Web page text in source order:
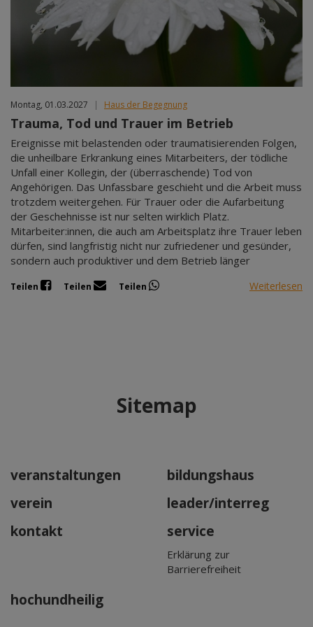
Apr 2027
Mai 2027
Montag, 01.03.2027 | Haus der Begegnung
Trauma, Tod und Trauer im Betrieb
Ereignisse mit belastenden oder traumatisierenden Folgen,
die unheilbare Erkrankung eines Mitarbeiters, der tödliche
Unfall einer Kollegin, der (überraschende) Tod von
Angehörigen. Das Unfassbare geschieht und die Arbeit muss
trotzdem weitergehen. Für Trauer oder die Aufarbeitung
der Geschehnisse ist nur selten wirklich Platz.
Mitarbeiter:innen, die auch am Arbeitsplatz ihre Trauer leben
dürfen, sind langfristig nicht nur zufriedener und gesünder,
sondern auch produktiver und dem Betrieb länger
Teilen Teilen Teilen Weiterlesen
Sitemap
veranstaltungen
bildungshaus
verein
leader/interreg
kontakt
service
Erklärung zur
Barrierefreiheit
hochundheilig